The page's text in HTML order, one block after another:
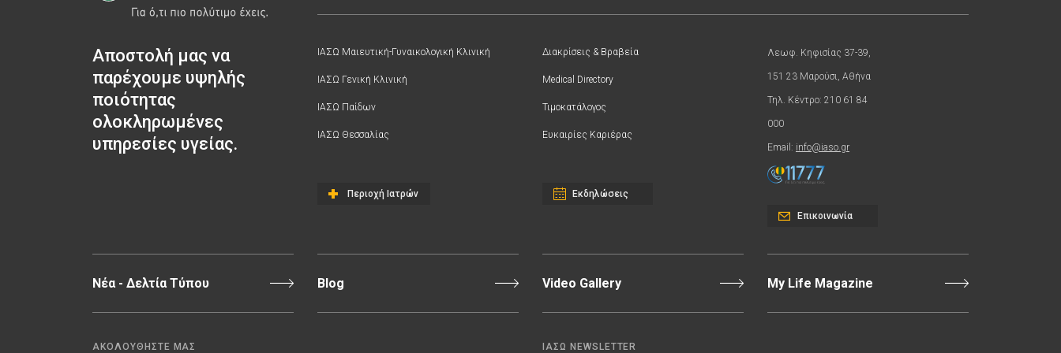
Αποστολή μας να
παρέχουμε υψηλής
ποιότητας
ολοκληρωμένες
υπηρεσίες υγείας.
ΙΑΣΩ Μαιευτική-Γυναικολογική Κλινική
ΙΑΣΩ Γενική Κλινική
ΙΑΣΩ Παίδων
ΙΑΣΩ Θεσσαλίας
Περιοχή Ιατρών
Διακρίσεις & Βραβεία
Medical Directory
Τιμοκατάλογος
Ευκαιρίες Καριέρας
Εκδηλώσεις
Λεωφ. Κηφισίας 37-39,
151 23 Μαρούσι, Αθήνα
Τηλ. Κέντρο: 210 61 84
000
Email: info@iaso.gr
Επικοινωνία
Νέα - Δελτία Τύπου Blog Video Gallery My Life Magazine
ΑΚΟΛΟΥΘΗΣΤΕ ΜΑΣ ΙΑΣΩ NEWSLETTER